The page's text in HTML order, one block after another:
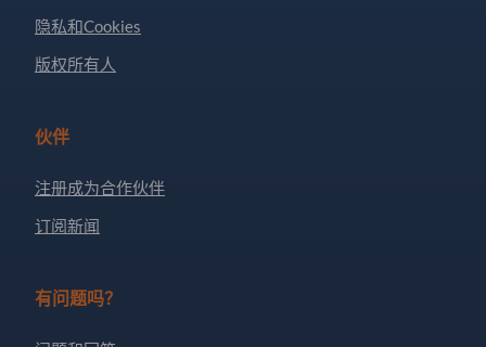
隐私和Cookies
版权所有人
伙伴
注册成为合作伙伴
订阅新闻
有问题吗？